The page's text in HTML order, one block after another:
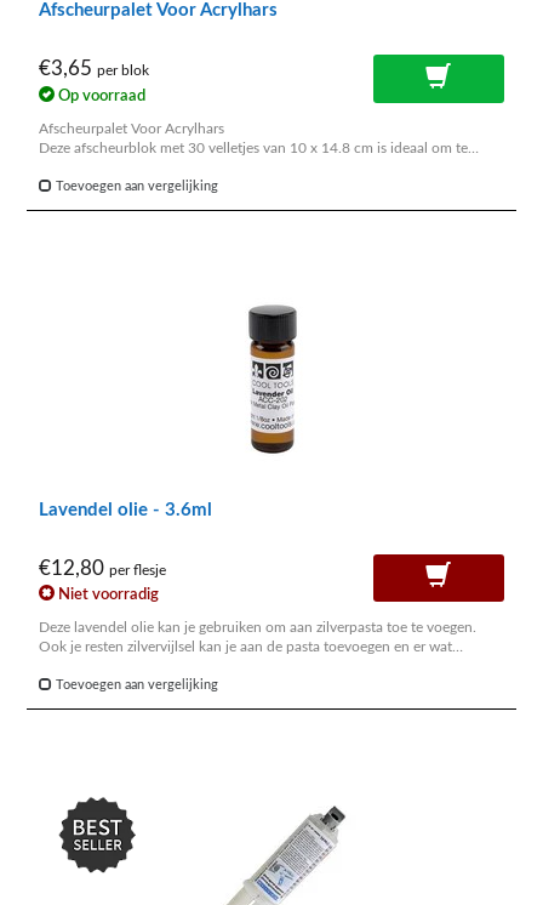
Afscheurpalet Voor Acrylhars
€3,65 per blok
Op voorraad
Afscheurpalet Voor Acrylhars
Deze afscheurblok met 30 velletjes van 10 x 14.8 cm is ideaal om te
speciale coating, die er voor zorgt dat verf en inkt niet worden
Toevoegen aan vergelijking
Lavendel olie - 3.6ml
€12,80 per flesje
Niet voorradig
Deze lavendel olie kan je gebruiken om aan zilverpasta toe te voegen.
Ook je resten zilvervijlsel kan je aan de pasta toevoegen en er wat
binding zal geven.
Toevoegen aan vergelijking